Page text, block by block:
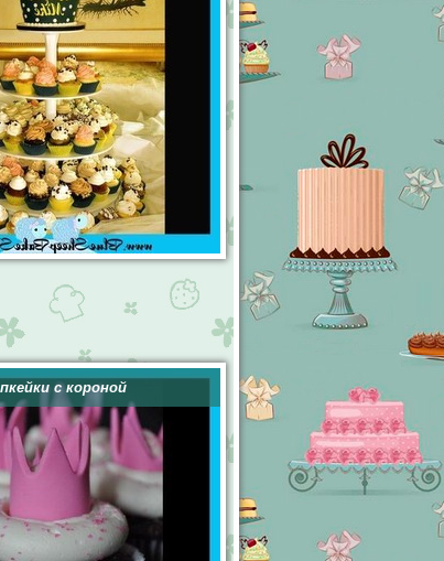
с короной